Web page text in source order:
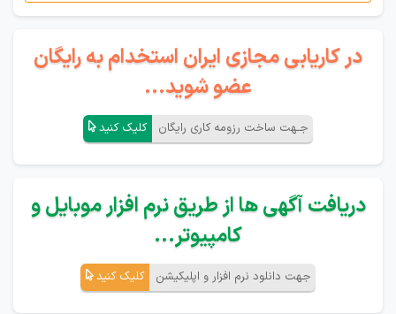
در کاریابی مجازی ایران استخدام به رایگان
عضو شوید...
جـهت ساخت رزومه کاری رایگان کلیک کنید
دریافت آگهی ها از طریق نرم افزار موبایل و
کامپیوتر...
جهت دانلود نرم افزار و اپلیکیشن کلیک کنید